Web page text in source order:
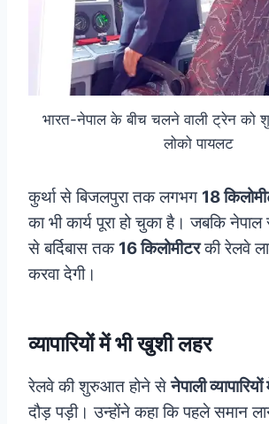
भारत-नेपाल के बीच चलने वाली ट्रेन
लोको पायलट
कुर्था से बिजलपुरा तक लगभग 18
का भी कार्य पूरा हो चुका है। जबकि नेपाल
से बर्दिबास तक 16 किलोमीटरकी रेलवे
करवा देगी।
व्यापारियों में भी खुशी लहर
रेलवे की शुरुआत होने सेनेपाली
दौड़ पड़ी। उन्होंने कहा कि पहले समान